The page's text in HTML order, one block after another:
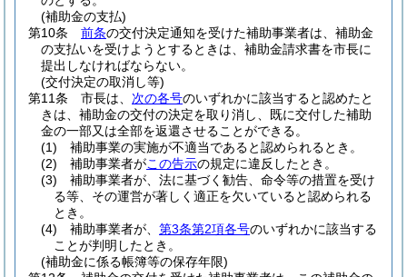
(補助金の支払)
第10条
前条の交付決定通知を受けた補助事業者は、補助金
の支払いを受けようとするときは、補助金請求書を市長に
提出しなければならない。
(交付決定の取消し等)
第11条
市長は、 次の各号のいずれかに該当すると認めたと
きは、補助金の交付の決定を取り消し、既に交付した補助
金の一部又は全部を返還させることができる。
(1)
補助事業の実施が不適当であると認められるとき。
(2)
補助事業者がこの告示の規定に違反したとき。
(3)
補助事業者が、法に基づく勧告、命令等の措置を受け
る等、その運営が著しく適正を欠いていると認められる
とき。
(4)
補助事業者が、 第3条第2項各号のいずれかに該当する
ことが判明したとき。
(補助金に係る帳簿等の保存年限)